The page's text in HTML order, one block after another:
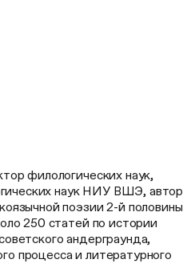
филологических наук,
наук НИУ ВШЭ, автор
поэзии 2-й половины
250 статей по истории
андерграунда,
процесса и литературного